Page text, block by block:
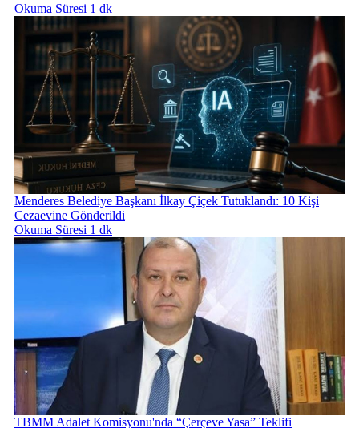
Okuma Süresi 1 dk
Menderes Belediye Başkanı İlkay Çiçek Tutuklandı: 10 Kişi
Cezaevine Gönderildi
Okuma Süresi 1 dk
TBMM Adalet Komisyonu'nda “Çerçeve Yasa” Teklifi